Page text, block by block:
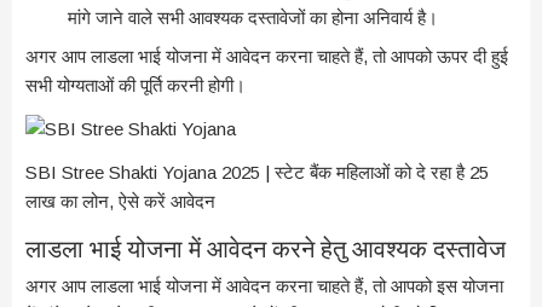
मांगे जाने वाले सभी आवश्यक दस्तावेजों का होना अनिवार्य है।
अगर आप लाडला भाई योजना में आवेदन करना चाहते हैं, तो आपको ऊपर दी हुई
सभी योग्यताओं की पूर्ति करनी होगी।
SBI Stree Shakti Yojana 2025 | स्टेट बैंक महिलाओं को दे रहा है 25
लाख का लोन, ऐसे करें आवेदन
लाडला भाई योजना में आवेदन करने हेतु आवश्यक दस्तावेज
अगर आप लाडला भाई योजना में आवेदन करना चाहते हैं, तो आपको इस योजना